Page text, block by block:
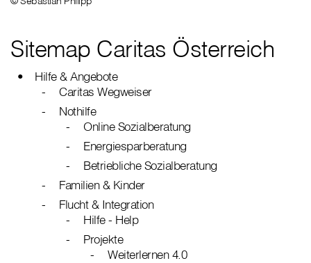
Sitemap Caritas Österreich
Hilfe & Angebote
Caritas Wegweiser
Nothilfe
Online Sozialberatung
Energiesparberatung
Betriebliche Sozialberatung
Familien & Kinder
Flucht & Integration
Hilfe - Help
Projekte
Weiterlernen 4.0